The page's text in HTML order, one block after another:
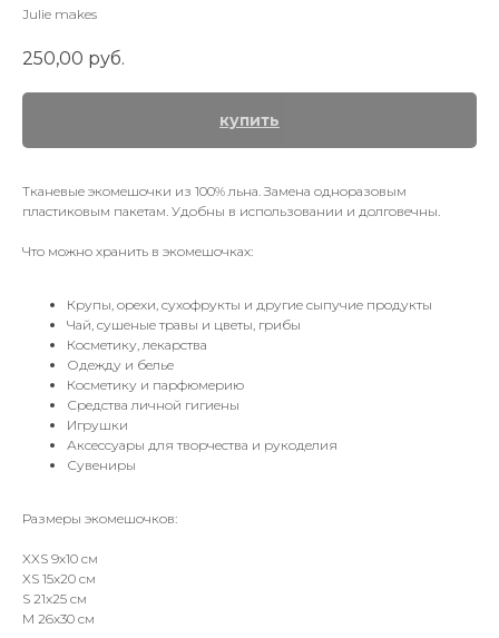
Julie makes
250,00 руб.
купить
Тканевые экомешочки из 100% льна. Замена одноразовым
пластиковым пакетам. Удобны в использовании и долговечны.
Что можно хранить в экомешочках:
Крупы, орехи, сухофрукты и другие сыпучие продукты
Чай, сушеные травы и цветы, грибы
Косметику, лекарства
Одежду и белье
Косметику и парфюмерию
Средства личной гигиены
Игрушки
Аксессуары для творчества и рукоделия
Сувениры
Размеры экомешочков:
XXS 9х10 см
XS 15х20 см
S 21х25 см
M 26х30 см